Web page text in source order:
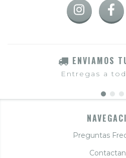
ENVIAMOS
Entregas a
Preguntas